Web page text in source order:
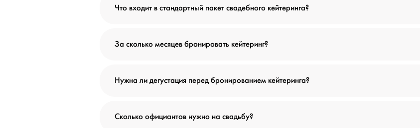
Что входит в стандартный пакет свадебного кейтеринга?
За сколько месяцев бронировать кейтеринг?
Нужна ли дегустация перед бронированием кейтеринга?
Сколько официантов нужно на свадьбу?